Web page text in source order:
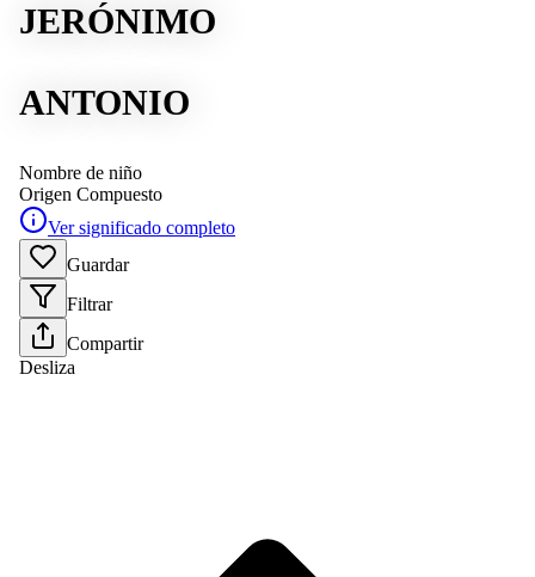
JERÓNIMO
ANTONIO
Nombre de niño
Origen Compuesto
Ver significado completo
Guardar
Filtrar
Compartir
Desliza